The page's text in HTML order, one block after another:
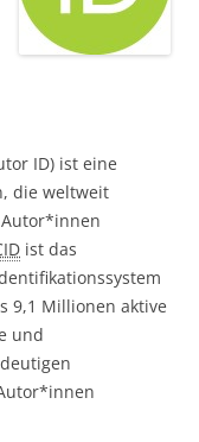
ID) ist eine
die weltweit
ist das
9,1 Millionen aktive
und